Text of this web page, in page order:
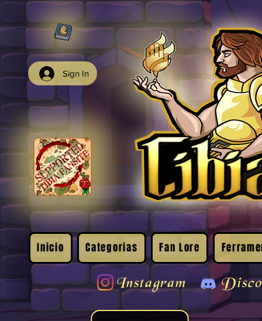
Sign In
Inicio Categorias Fan Lore
Instagram